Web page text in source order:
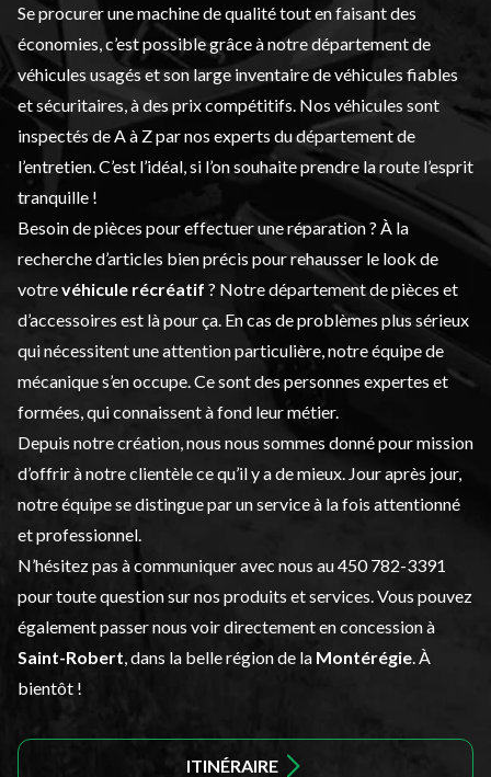
Se procurer une machine de qualité tout en faisant des
économies, c’est possible grâce à notre département de
véhicules usagéset son large inventaire de véhicules fiables
et sécuritaires, à des prix compétitifs. Nos véhicules sont
inspectés de A à Z par nos experts du département de
l’entretien . C’est l’idéal, si l’on souhaite prendre la route l’esprit
tranquille !
Besoin de pièces pour effectuer une réparation ? À la
recherche d’articles bien précis pour rehausser le look de
votrevéhicule récréatif ? Notre département depièces et
d’accessoires est là pour ça. En cas de problèmes plus sérieux
qui nécessitent une attention particulière, notre équipe de
mécanique s’en occupe. Ce sont des personnes expertes et
formées, qui connaissent à fond leur métier.
Depuis notre création, nous nous sommes donné pour mission
d’offrir à notre clientèle ce qu’il y a de mieux. Jour après jour,
notre équipe se distingue par un service à la fois attentionné
et professionnel.
N’hésitez pas à communiquer avec nous au450 782-3391
pour toute question sur nos produits et services. Vous pouvez
également passer nous voir directement en concession à
Saint-Robert , dans la belle région de la Montérégie . À
bientôt !
ITINÉRAIRE